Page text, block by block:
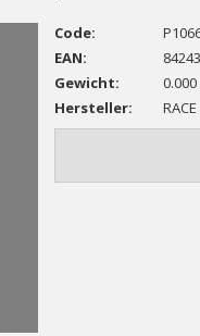
Code:
EAN:
Gewicht:
0.000
Hersteller: